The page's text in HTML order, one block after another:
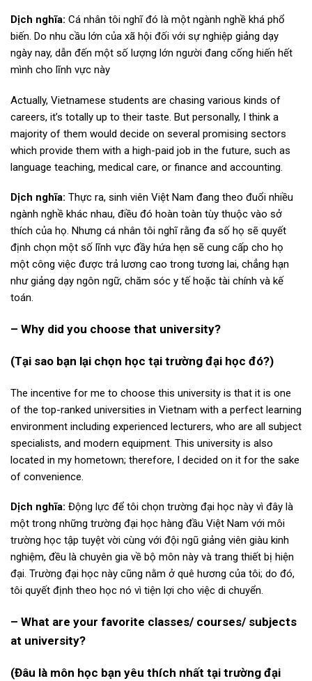
Dịch nghĩa: Cá nhân tôi nghĩ đó là một ngành nghề khá phổ
biến. Do nhu cầu lớn của xã hội đối với sự nghiệp giảng dạy
ngày nay, dẫn đến một số lượng lớn người đang cống hiến hết
mình cho lĩnh vực này
Actually, Vietnamese students are chasing various kinds of
careers, it’s totally up to their taste. But personally, I think a
majority of them would decide on several promising sectors
which provide them with a high-paid job in the future, such as
language teaching, medical care, or finance and accounting.
Dịch nghĩa: Thực ra, sinh viên Việt Nam đang theo đuổi nhiều
ngành nghề khác nhau, điều đó hoàn toàn tùy thuộc vào sở
thích của họ. Nhưng cá nhân tôi nghĩ rằng đa số họ sẽ quyết
định chọn một số lĩnh vực đầy hứa hẹn sẽ cung cấp cho họ
một công việc được trả lương cao trong tương lai, chẳng hạn
như giảng dạy ngôn ngữ, chăm sóc y tế hoặc tài chính và kế
toán.
– Why did you choose that university?
(Tại sao bạn lại chọn học tại trường đại học đó?)
The incentive for me to choose this university is that it is one
of the top-ranked universities in Vietnam with a perfect learning
environment including experienced lecturers, who are all subject
specialists, and modern equipment. This university is also
located in my hometown; therefore, I decided on it for the sake
of convenience.
Dịch nghĩa: Động lực để tôi chọn trường đại học này vì đây là
một trong những trường đại học hàng đầu Việt Nam với môi
trường học tập tuyệt vời cùng với đội ngũ giảng viên giàu kinh
nghiệm, đều là chuyên gia về bộ môn này và trang thiết bị hiện
đại. Trường đại học này cũng nằm ở quê hương của tôi; do đó,
tôi quyết định theo học nó vì tiện lợi cho việc di chuyển.
– What are your favorite classes/ courses/ subjects
at university?
(Đâu là môn học bạn yêu thích nhất tại trường đại